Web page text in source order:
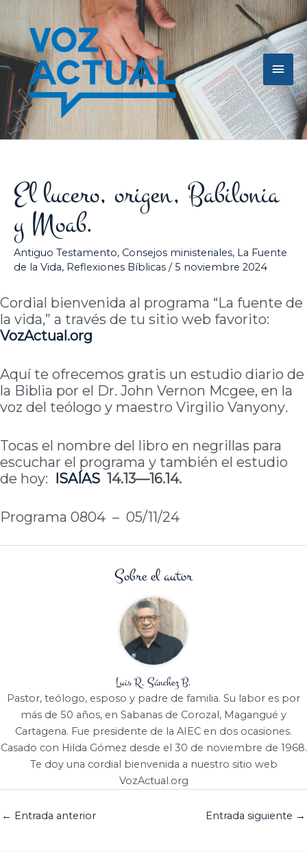
contenido
El lucero, origen, Babilonia
y Moab.
Antiguo Testamento, Consejos ministeriales, La Fuente
de la Vida, Reflexiones Bíblicas /5 noviembre 2024
Cordial bienvenida al programa “La fuente de
la vida,” a través de tu sitio web favorito:
VozActual.org
Aquí te ofrecemos gratis un estudio diario de
la Biblia por el Dr. John Vernon Mcgee, en la
voz del teólogo y maestro Virgilio Vanyony.
Tocas el nombre del libro en negrillas para
escuchar el programa y también el estudio
de hoy: ISAÍAS 14.13—16.14.
Programa 0804 – 05/11/24
Sobre el autor
Luis R. Sánchez B.
Pastor, teólogo, esposo y padre de familia. Su labor es por
más de 50 años, en Sabanas de Corozal, Magangué y
Cartagena. Fue presidente de la AIEC en dos ocasiones.
Casado con Hilda Gómez desde el 30 de noviembre de 1968.
Te doy una cordial bienvenida a nuestro sitio web
VozActual.org
← Entrada anterior Entrada siguiente →